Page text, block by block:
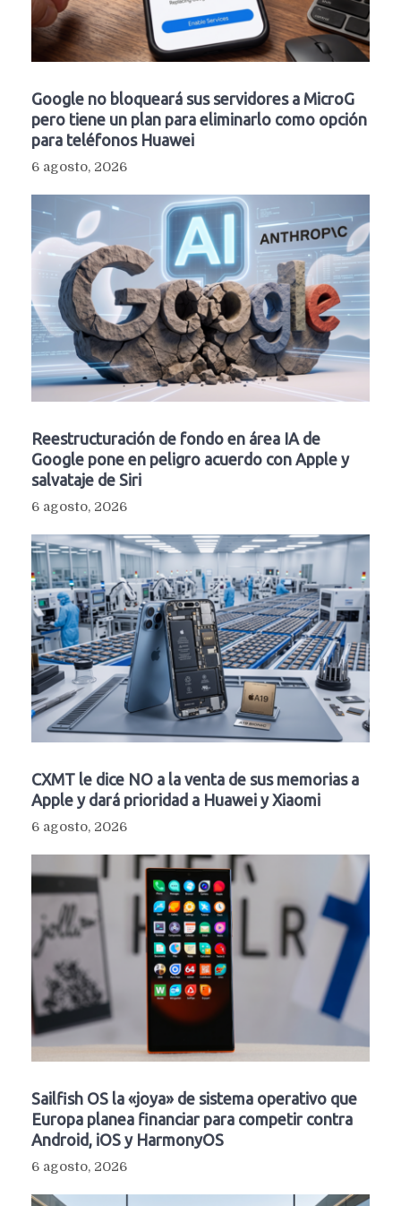
Google no bloqueará sus servidores a MicroG
pero tiene un plan para eliminarlo como opción
para teléfonos Huawei
6 agosto, 2026
Reestructuración de fondo en área IA de
Google pone en peligro acuerdo con Apple y
salvataje de Siri
6 agosto, 2026
CXMT le dice NO a la venta de sus memorias a
Apple y dará prioridad a Huawei y Xiaomi
6 agosto, 2026
Sailfish OS la «joya» de sistema operativo que
Europa planea financiar para competir contra
Android, iOS y HarmonyOS
6 agosto, 2026